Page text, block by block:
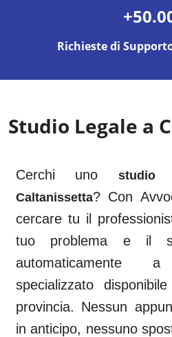
Richieste di
Studio Legale a
Cerchi uno
studio
Caltanissetta? Con
cercare tu il
tuo problema e il
automaticamente
specializzato
provincia. Nessun
in anticipo, nessuno